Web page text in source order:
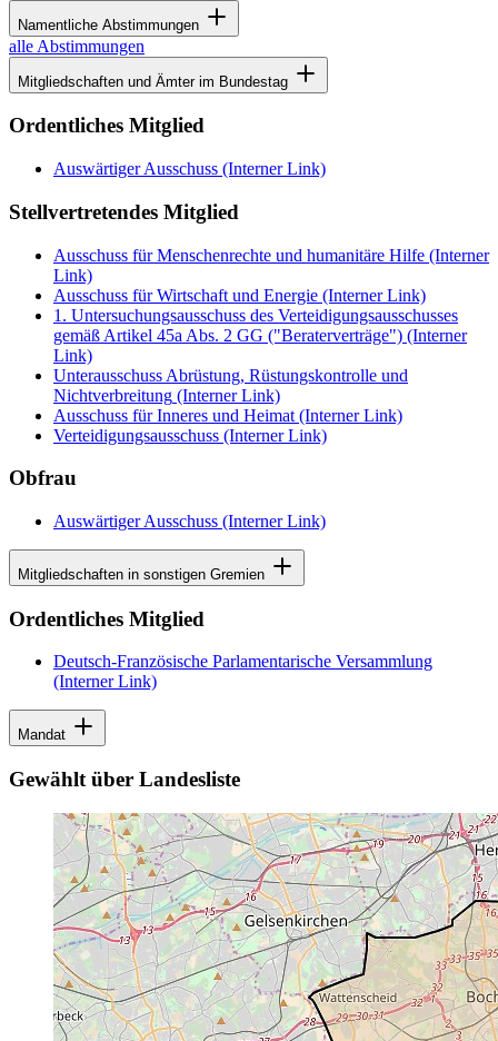
Namentliche Abstimmungen
alle Abstimmungen
Mitgliedschaften und Ämter im Bundestag
Ordentliches Mitglied
Auswärtiger Ausschuss (Interner Link)
Stellvertretendes Mitglied
Ausschuss für Menschenrechte und humanitäre Hilfe (Interner
Link)
Ausschuss für Wirtschaft und Energie (Interner Link)
1. Untersuchungsausschuss des Verteidigungsausschusses
gemäß Artikel 45a Abs. 2 GG ("Beraterverträge") (Interner
Link)
Unterausschuss Abrüstung, Rüstungskontrolle und
Nichtverbreitung (Interner Link)
Ausschuss für Inneres und Heimat (Interner Link)
Verteidigungsausschuss (Interner Link)
Obfrau
Auswärtiger Ausschuss (Interner Link)
Mitgliedschaften in sonstigen Gremien
Ordentliches Mitglied
Deutsch-Französische Parlamentarische Versammlung
(Interner Link)
Mandat
Gewählt über Landesliste